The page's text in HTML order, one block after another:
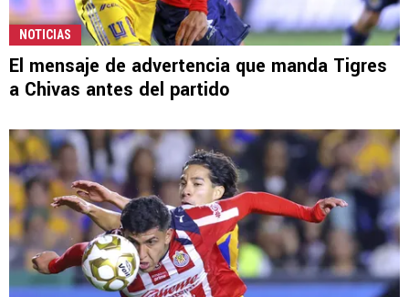
NOTICIAS
El mensaje de advertencia que manda Tigres
a Chivas antes del partido